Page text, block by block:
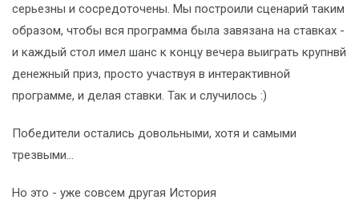
серьезны и сосредоточены. Мы построили сценарий таким
образом, чтобы вся программа была завязана на ставках -
и каждый стол имел шанс к концу вечера выиграть крупнвй
денежный приз, просто участвуя в интерактивной
программе, и делая ставки. Так и случилось :)
Победители остались довольными, хотя и самыми
трезвыми...
Но это - уже совсем другая История